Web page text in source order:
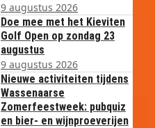
9 augustus 2026
Doe mee met het Kieviten
Golf Open op zondag 23
augustus
9 augustus 2026
Nieuwe activiteiten tijdens
Wassenaarse
Zomerfeestweek: pubquiz
en bier- en wijnproeverijen